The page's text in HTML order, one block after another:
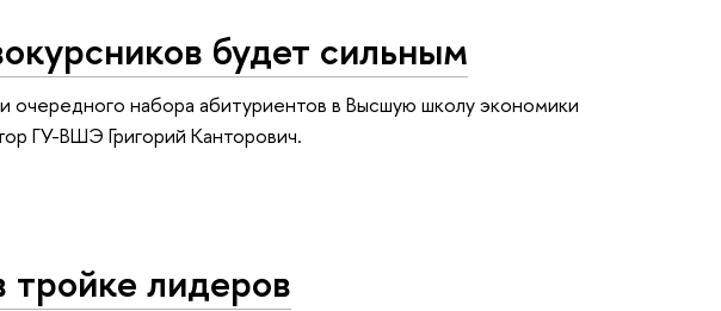
будет сильным
очередного набора абитуриентов в Высшую школу экономики
ГУ-ВШЭ Григорий Канторович.
лидеров